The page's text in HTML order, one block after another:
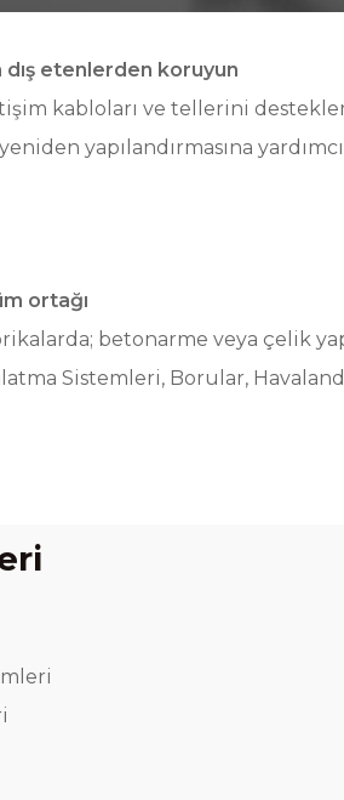
dış etenlerden koruyun
kabloları ve tellerini
yapılandırmasına
ortağı
betonarme veya çelik
Sistemleri, Borular,